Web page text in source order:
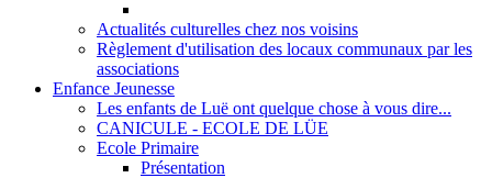
Actualités culturelles chez nos voisins
Règlement d'utilisation des locaux communaux par les
associations
Enfance Jeunesse
Les enfants de Luë ont quelque chose à vous dire...
CANICULE - ECOLE DE LÜE
Ecole Primaire
Présentation